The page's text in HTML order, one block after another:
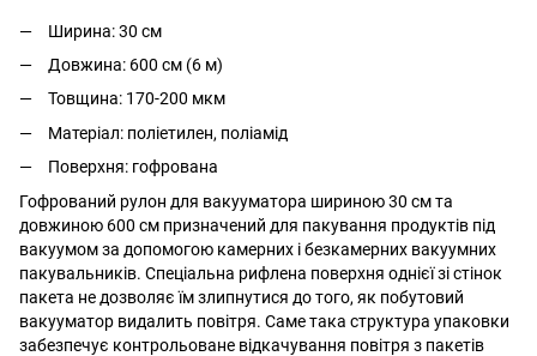
Ширина: 30 см
Довжина: 600 см (6 м)
Товщина: 170-200 мкм
Матеріал: поліетилен, поліамід
Поверхня: гофрована
Гофрований рулон для вакууматора шириною 30 см та
довжиною 600 см призначений для пакування продуктів під
вакуумом за допомогою камерних і безкамерних вакуумних
пакувальників. Спеціальна рифлена поверхня однієї зі стінок
пакета не дозволяє їм злипнутися до того, як побутовий
вакууматор видалить повітря. Саме така структура упаковки
забезпечує контрольоване відкачування повітря з пакетів